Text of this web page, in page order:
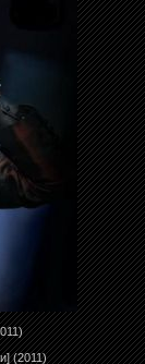
(2011)